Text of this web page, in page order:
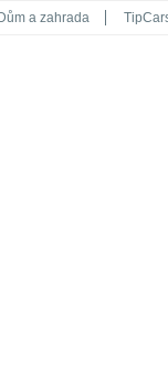
Dům a zahrada